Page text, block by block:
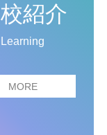
紹介
Learning
MORE